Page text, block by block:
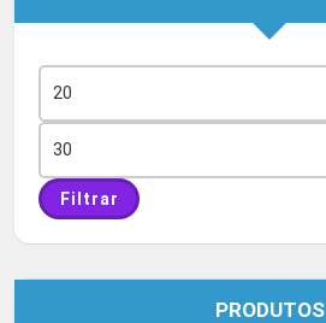
mínimo
máximo
Filtrar
PRODUTOS